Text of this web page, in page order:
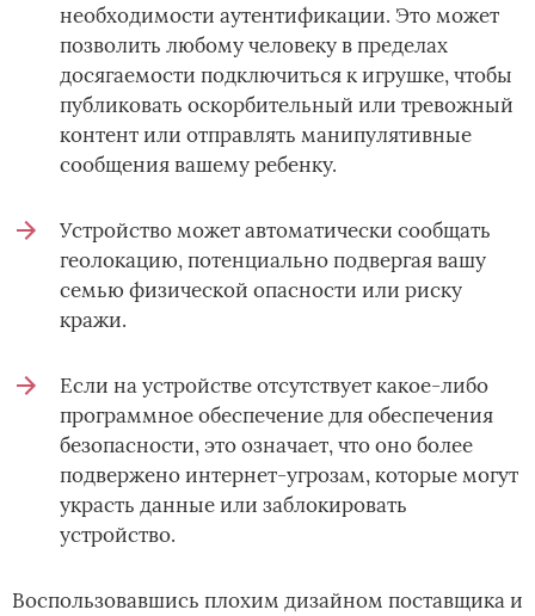
необходимости аутентификации. Это может
позволить любому человеку в пределах
досягаемости подключиться к игрушке, чтобы
публиковать оскорбительный или тревожный
контент или отправлять манипулятивные
сообщения вашему ребенку.
Устройство может автоматически сообщать
геолокацию, потенциально подвергая вашу
семью физической опасности или риску
кражи.
Если на устройстве отсутствует какое-либо
программное обеспечение для обеспечения
безопасности, это означает, что оно более
подвержено интернет-угрозам, которые могут
украсть данные или заблокировать
устройство.
Воспользовавшись плохим дизайном поставщика и